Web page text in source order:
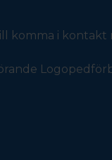
komma i kontakt